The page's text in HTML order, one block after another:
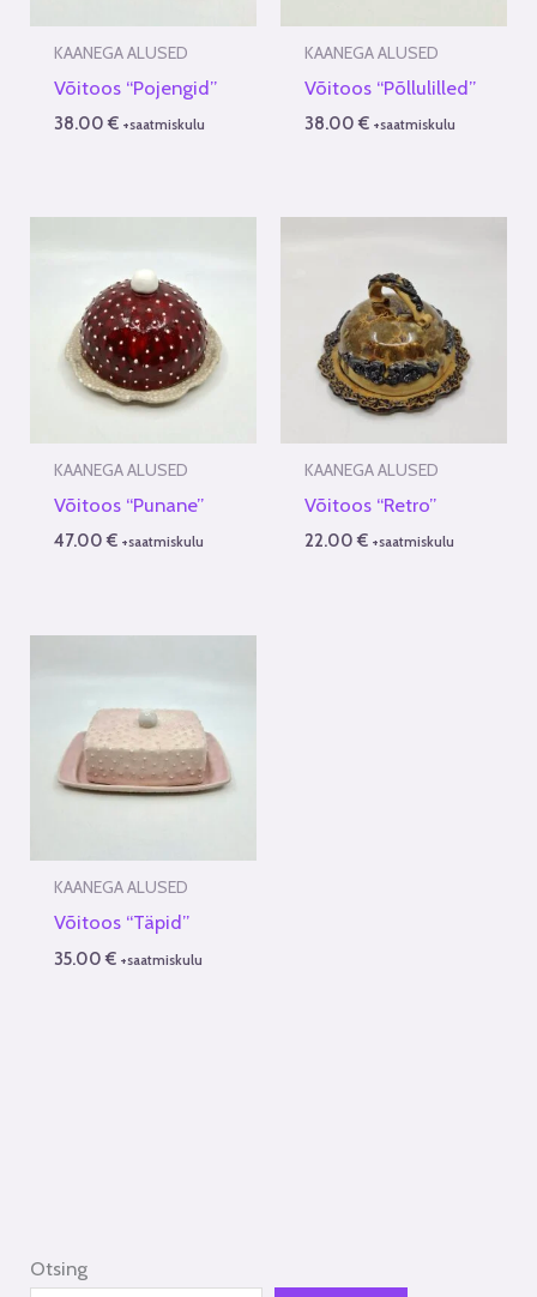
Otsing
KAANEGA ALUSED
Võitoos “Pojengid”
38.00€ +saatmiskulu
KAANEGA ALUSED
Võitoos “Põllulilled”
38.00€ +saatmiskulu
KAANEGA ALUSED
Võitoos “Punane”
47.00€ +saatmiskulu
KAANEGA ALUSED
Võitoos “Retro”
22.00€ +saatmiskulu
KAANEGA ALUSED
Võitoos “Täpid”
35.00€ +saatmiskulu